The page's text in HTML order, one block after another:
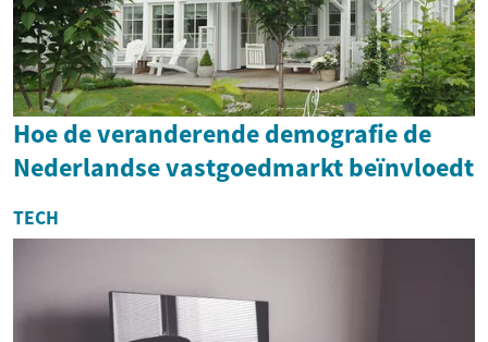
Hoe de veranderende demografie de
Nederlandse vastgoedmarkt beïnvloedt
TECH